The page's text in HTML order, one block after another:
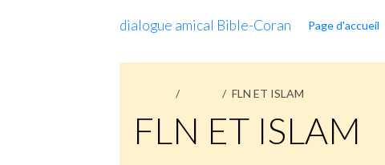
dialogue amical Bible-Coran Page d'accueil
FLN ET ISLAM
FLN ET ISLAM